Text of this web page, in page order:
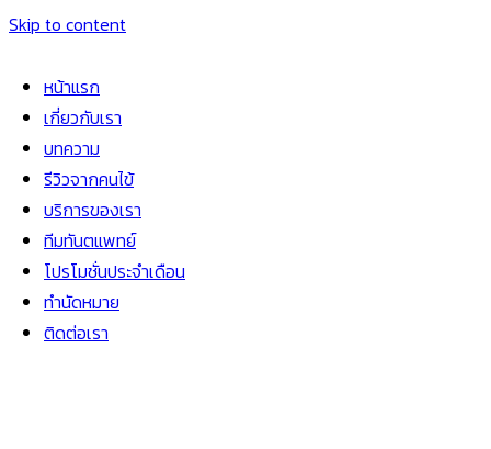
Skip to content
หน้าแรก
เกี่ยวกับเรา
บทความ
รีวิวจากคนไข้
บริการของเรา
ทีมทันตแพทย์
โปรโมชั่นประจำเดือน
ทำนัดหมาย
ติดต่อเรา